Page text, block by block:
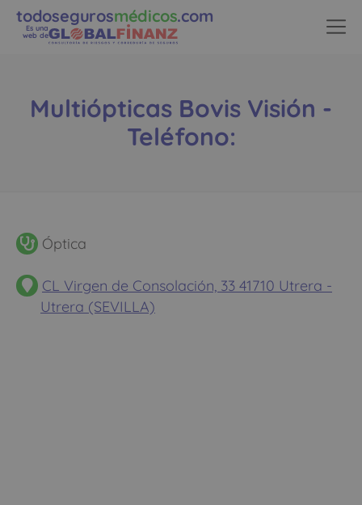
todosegurosmédicos.com
Es una
web de
Multiópticas Bovis Visión -
Teléfono:
Óptica
CL Virgen de Consolación, 33 41710 Utrera -
Utrera (SEVILLA)